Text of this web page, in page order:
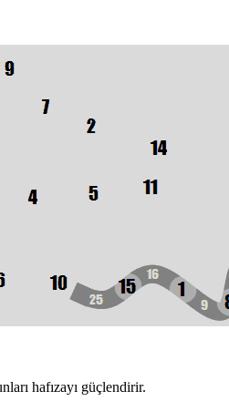
hafızayı güçlendirir.